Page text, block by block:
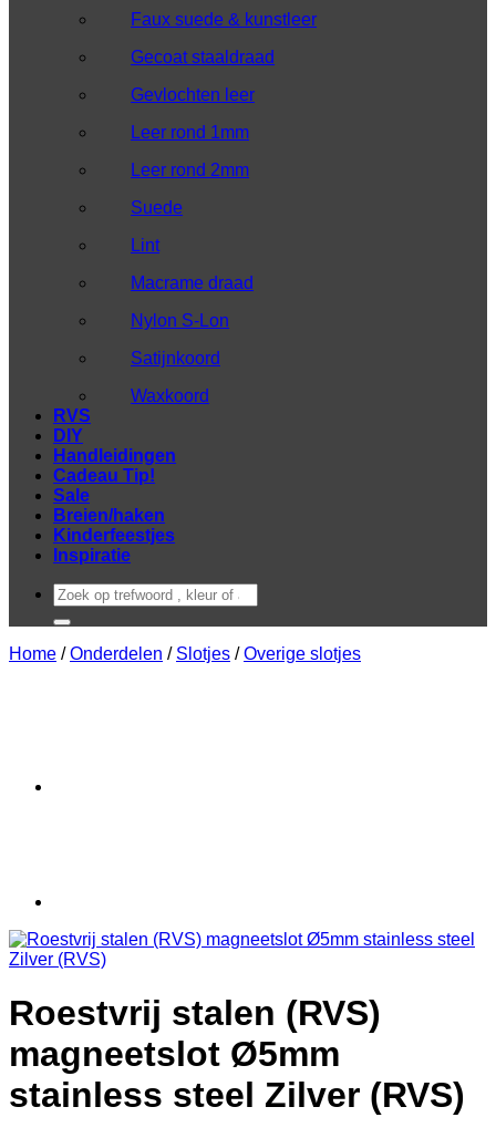
Faux suede & kunstleer
Gecoat staaldraad
Gevlochten leer
Leer rond 1mm
Leer rond 2mm
Suede
Lint
Macrame draad
Nylon S-Lon
Satijnkoord
Waxkoord
RVS
DIY
Handleidingen
Cadeau Tip!
Sale
Breien/haken
Kinderfeestjes
Inspiratie
Zoeken
naar:
Home / Onderdelen / Slotjes / Overige slotjes
Roestvrij stalen (RVS)
magneetslot Ø5mm
stainless steel Zilver (RVS)